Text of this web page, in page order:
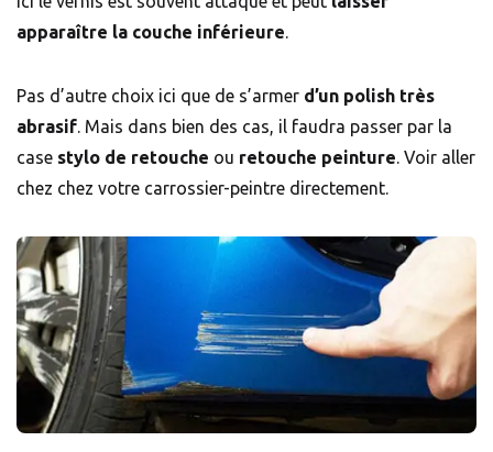
apparaître la couche inférieure.
Pas d’autre choix ici que de s’armer d’un polish très
abrasif. Mais dans bien des cas, il faudra passer par la
case stylo de retouche ou retouche peinture. Voir aller
chez chez votre carrossier-peintre directement.